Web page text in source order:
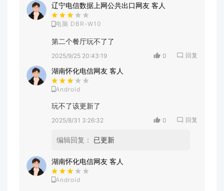
辽宁电信数据上网公共出口网友 客人
电脑 DBR-W10
第二个餐厅玩不了了
2025/9/25 20:43:19 0 回复
湖南怀化电信网友 客人
Android
玩不了该更新了
2025/8/31 3:26:32 0 回复
编辑回复： 已更新
湖南怀化电信网友 客人
Android